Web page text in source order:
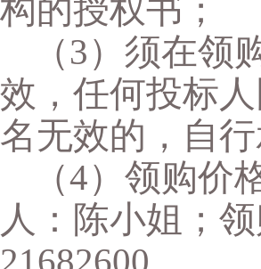
构的授权书；
（3）须在领
效，任何投标
名无效的，自
（4）领购价
人：陈小姐；
21682600。